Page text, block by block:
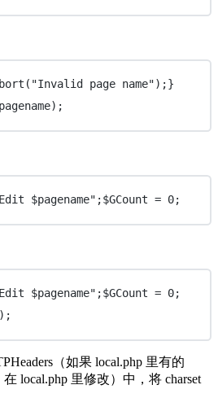
page name");}
$pagename";$GCount = 0;
$pagename";$GCount = 0;
（如果 local.php 里有的
在 local.php 里修改）中，将 charset